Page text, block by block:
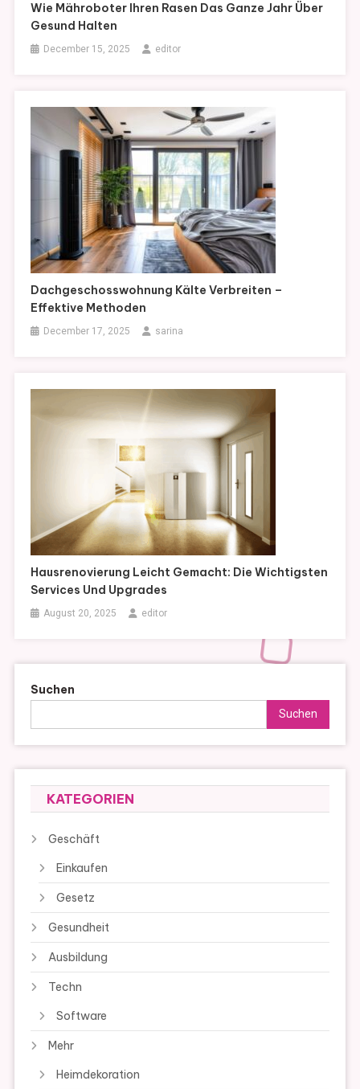
Wie Mähroboter Ihren Rasen Das Ganze Jahr Über
Gesund Halten
December 15, 2025 editor
Dachgeschosswohnung Kälte Verbreiten –
Effektive Methoden
December 17, 2025 sarina
Hausrenovierung Leicht Gemacht: Die Wichtigsten
Services Und Upgrades
August 20, 2025 editor
Suchen
Suchen
KATEGORIEN
Geschäft
Einkaufen
Gesetz
Gesundheit
Ausbildung
Techn
Software
Mehr
Heimdekoration